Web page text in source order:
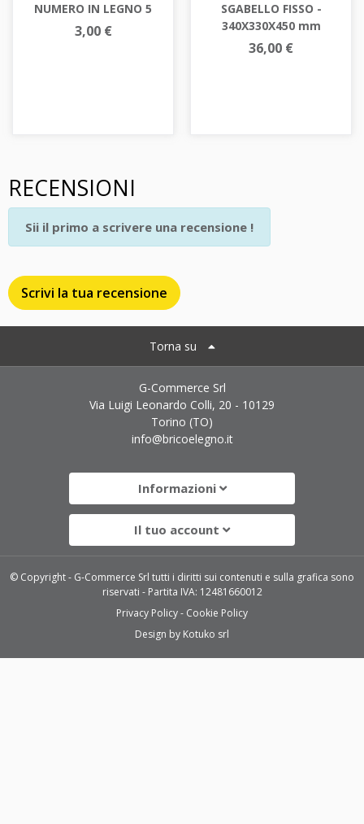
NUMERO IN LEGNO 5
3,00 €
SGABELLO FISSO -
340X330X450 mm
36,00 €
RECENSIONI
Scrivi la tua recensione
Sii il primo a scrivere una recensione !
Torna su
G-Commerce Srl
Via Luigi Leonardo Colli, 20 - 10129
Torino (TO)
info@bricoelegno.it
Informazioni
Il tuo account
© Copyright - G-Commerce Srl tutti i diritti sui contenuti e sulla grafica sono
riservati - Partita IVA: 12481660012
Privacy Policy
Cookie Policy
Design by Kotuko srl